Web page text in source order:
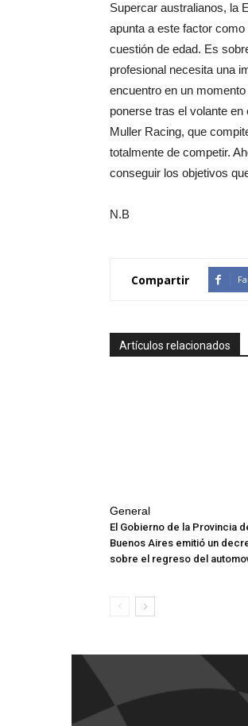
Supercar australianos, la
apunta a este factor
cuestión de edad. Es
profesional necesita una
encuentro en un
ponerse tras el volante
Muller Racing, que
totalmente de competir.
conseguir los objetivos
N.B
Compartir
Artículos relacionados
General
El Gobierno de la Provincia
Buenos Aires emitió un
sobre el regreso del